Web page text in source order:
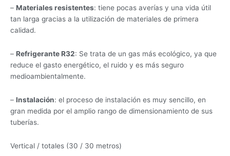
– Materiales resistentes: tiene pocas averías y una vida útil
tan larga gracias a la utilización de materiales de primera
calidad.
– Refrigerante R32: Se trata de un gas más ecológico, ya que
reduce el gasto energético, el ruido y es más seguro
medioambientalmente.
– Instalación: el proceso de instalación es muy sencillo, en
gran medida por el amplio rango de dimensionamiento de sus
tuberías.
Vertical / totales (30 / 30 metros)